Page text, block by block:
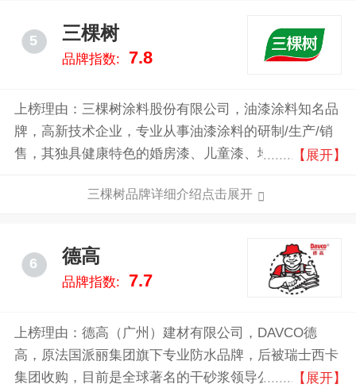
建筑涂料、建筑修缮、特种砂浆、建筑粉​。
5 三棵树
品牌指数: 7.8
上榜理由：三棵树涂料股份有限公司，油漆涂料知名品
牌，高新技术企业，专业从事油漆涂料的研制/生产/销
售，其独具健康特色的婚房漆、儿童漆、地板漆、鲜呼
【展开】
三棵树品牌详细介绍点击展开
6 德高
品牌指数: 7.7
上榜理由：德高（广州）建材有限公司，DAVCO德
高，原法国派丽集团旗下专业防水品牌，后被瑞士西卡
集团收购，目前是全球著名的干砂浆领导公司，德高
【展开】